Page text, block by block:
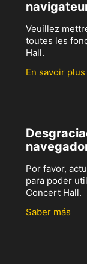
Veuillez
toutes les
Hall.
En savoir plus
Por favor,
para poder
Concert Hall.
Saber más